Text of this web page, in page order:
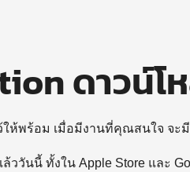
ดาวน์โ
ให้พร้อม เมื่อมีงานที่คุณสนใจ จะ
ววันนี้ ทั้งใน Apple Store และ